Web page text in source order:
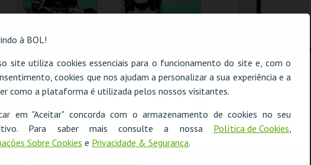
à BOL!
site utiliza cookies essenciais para o funcionamento do site e, com o
cookies que nos ajudam a personalizar a sua experiência e a
como a plataforma é utilizada pelos nossos visitantes.
em "Aceitar" concorda com o armazenamento de cookies no seu
Para saber mais consulte a nossa Política de Cookies
Sobre Cookies e Privacidade & Segurança.
WORTEN MOCK
CINEMA SÃO JORGE .
MAIS INFO
FOFINHA
CINEMA SÃO JORGE .
MAIS INFO
O evento escolhido não está disponível
OK